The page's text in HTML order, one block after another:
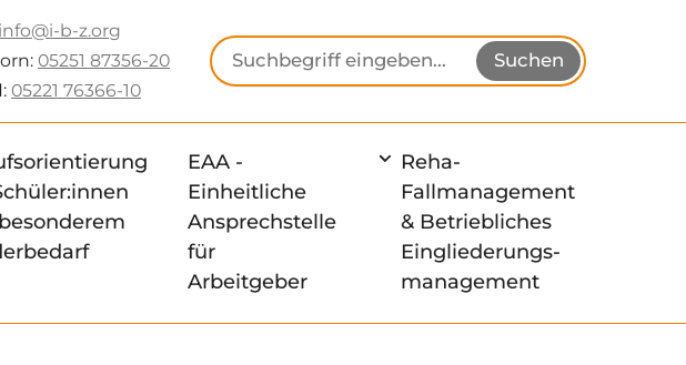
info@i-b-z.org
05251 87356-20
05221 76366-10
Suchbegriff eingeben Suchen
EAA -
Einheitliche
Ansprechstelle
für
Arbeitgeber
Reha-
Fallmanagement
& Betriebliches
Eingliederungs-
management